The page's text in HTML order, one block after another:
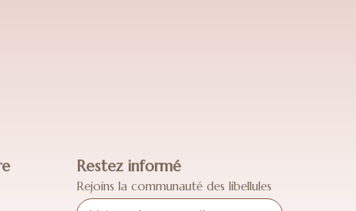
Restez informé
Rejoins la communauté des libellules